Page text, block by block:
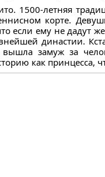
1500-летняя
корте.
если ему не дадут
династии.
замуж за
как принцесса,